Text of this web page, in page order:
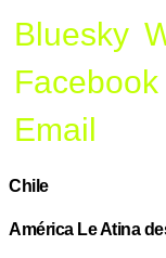
Bluesky
Facebook
Email
Chile
América Le Atina